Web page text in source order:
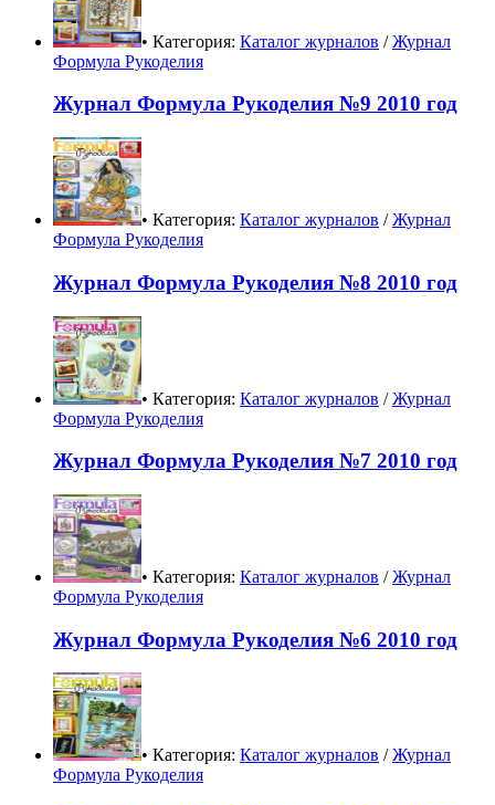
• Категория: Каталог журналов /Журнал
Формула Рукоделия
Журнал Формула Рукоделия №9 2010 год
• Категория: Каталог журналов /Журнал
Формула Рукоделия
Журнал Формула Рукоделия №8 2010 год
• Категория: Каталог журналов /Журнал
Формула Рукоделия
Журнал Формула Рукоделия №7 2010 год
• Категория: Каталог журналов /Журнал
Формула Рукоделия
Журнал Формула Рукоделия №6 2010 год
• Категория: Каталог журналов /Журнал
Формула Рукоделия